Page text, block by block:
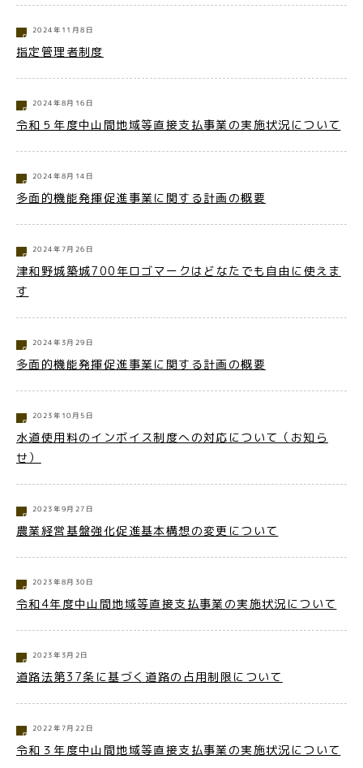
2024年11月8日
指定管理者制度
2024年8月16日
令和５年度中山間地域等直接支払事業の実施状況について
2024年8月14日
多面的機能発揮促進事業に関する計画の概要
2024年7月26日
津和野城築城700年ロゴマークはどなたでも自由に使えま
す
2024年3月29日
多面的機能発揮促進事業に関する計画の概要
2023年10月5日
水道使用料のインボイス制度への対応について（お知ら
せ）
2023年9月27日
農業経営基盤強化促進基本構想の変更について
2023年8月30日
令和4年度中山間地域等直接支払事業の実施状況について
2023年3月2日
道路法第37条に基づく道路の占用制限について
2022年7月22日
令和３年度中山間地域等直接支払事業の実施状況について